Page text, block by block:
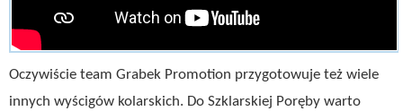
Oczywiście team Grabek Promotion przygotowuje też wiele
innych wyścigów kolarskich. Do Szklarskiej Poręby warto